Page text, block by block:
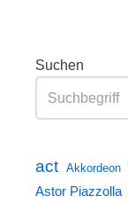
Suchen
act Akkordeon
Astor Piazzolla